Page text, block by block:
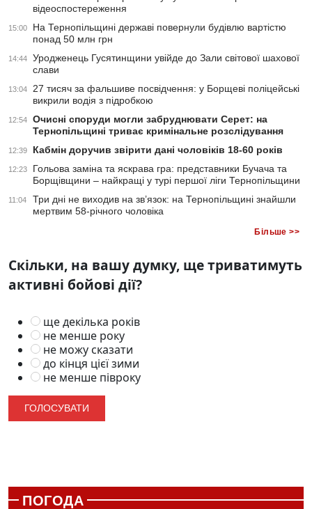
відеоспостереження
15:00
На Тернопільщині державі повернули будівлю вартістю
понад 50 млн грн
14:44
Уродженець Гусятинщини увійде до Зали світової шахової
слави
13:04
27 тисяч за фальшиве посвідчення: у Борщеві поліцейські
викрили водія з підробкою
12:54
Очисні споруди могли забруднювати Серет: на
Тернопільщині триває кримінальне розслідування
12:39 Кабмін доручив звірити дані чоловіків 18-60 років
12:23
Гольова заміна та яскрава гра: представники Бучача та
Борщівщини – найкращі у турі першої ліги Тернопільщини
11:04
Три дні не виходив на зв’язок: на Тернопільщині знайшли
мертвим 58-річного чоловіка
Більше >>
Скільки, на вашу думку, ще триватимуть
активні бойові дії?
ще декілька років
не менше року
не можу сказати
до кінця цієї зими
не менше півроку
ПОГОДА